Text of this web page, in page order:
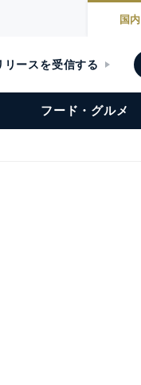
国内
リースを受信する
フード・グルメ